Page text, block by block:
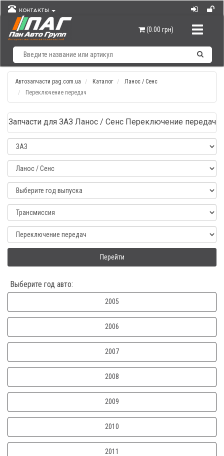
КОНТАКТЫ
(0.00 грн)
Автозапчасти pag.com.ua Каталог
Ланос / Сенс
Переключение передач
Запчасти для ЗАЗ Ланос / Сенс Переключение передач
Перейти
Выберите год авто:
2005
2006
2007
2008
2009
2010
2011